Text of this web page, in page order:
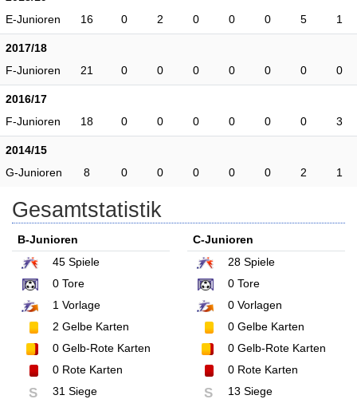
E-Junioren
16 0 2 0 0 0 5 1
2017/18
F-Junioren
21 0 0 0 0 0 0 0
2016/17
F-Junioren
18 0 0 0 0 0 0 3
2014/15
G-Junioren
8 0 0 0 0 0 2 1
Gesamtstatistik
B-Junioren
45 Spiele
0 Tore
1 Vorlage
2 Gelbe Karten
0 Gelb-Rote Karten
0 Rote Karten
S 31 Siege
C-Junioren
28Spiele
0Tore
0Vorlagen
0Gelbe Karten
0Gelb-Rote Karten
0Rote Karten
S 13 Siege